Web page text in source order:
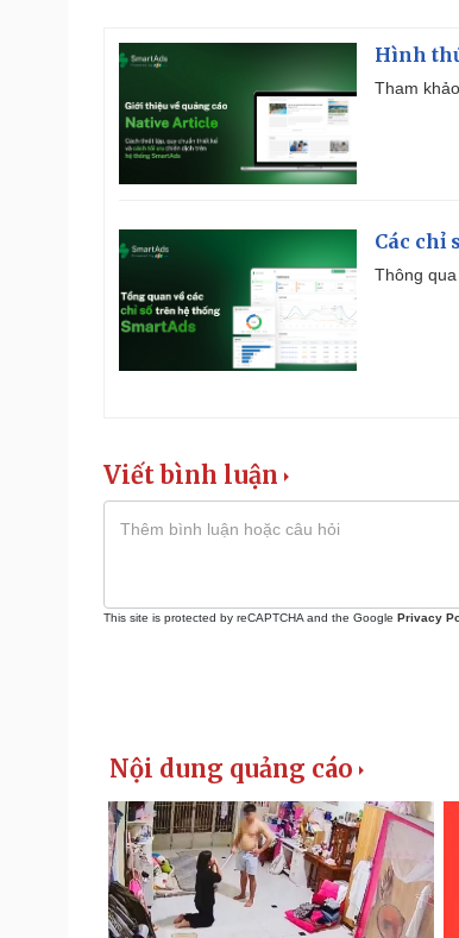
Hình
Tham
Các chỉ
Thông
Viết bình luận
This site is protected by reCAPTCHA and the Google Privacy